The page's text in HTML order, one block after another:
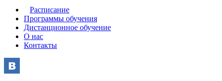
Расписание
Программы обучения
Дистанционное обучение
О нас
Контакты